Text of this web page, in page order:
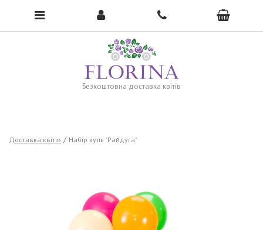
Безкоштовна доставка квітів
To open the menu, click here →
Доставка квітів Набір куль "Райдуга"